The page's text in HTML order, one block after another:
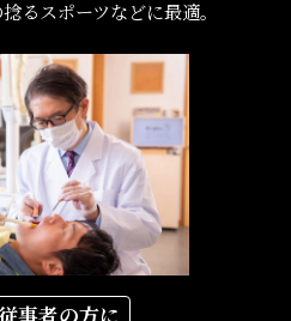
るスポーツなどに最適。